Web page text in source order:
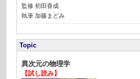
監修初田香成
執筆加藤まどみ
Topic
異次元の物理学
【試し読み】